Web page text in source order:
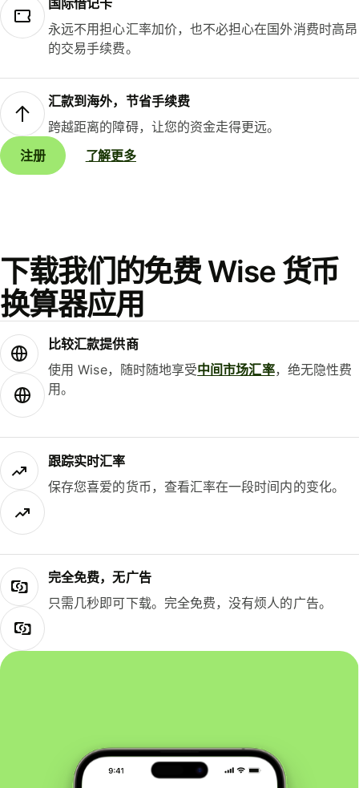
国际借记卡
永远不用担心汇率加价，也不必担心在国外消费时高昂
的交易手续费。
汇款到海外，节省手续费
跨越距离的障碍，让您的资金走得更远。
注册
了解更多
下载我们的免费 Wise 货币
换算器应用
比较汇款提供商
使用 Wise，随时随地享受中间市场汇率，绝无隐性费
用。
跟踪实时汇率
保存您喜爱的货币，查看汇率在一段时间内的变化。
完全免费，无广告
只需几秒即可下载。完全免费，没有烦人的广告。